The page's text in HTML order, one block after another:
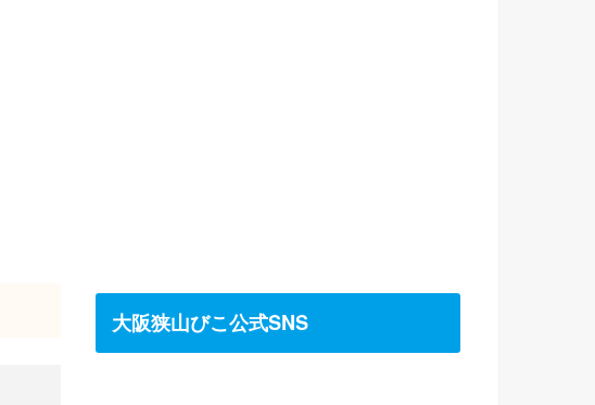
大阪狭山びこ公式SNS